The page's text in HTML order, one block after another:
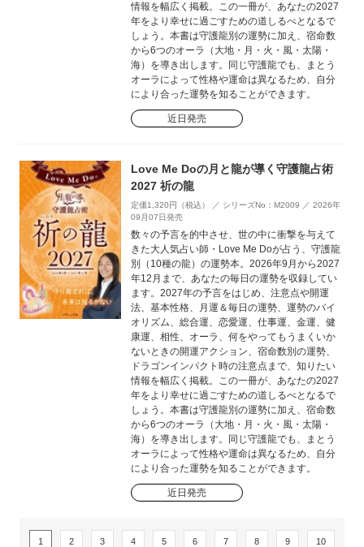
情報を幅広く掲載。この一冊が、あなたの2027
年をより幸せに過ごすための道しるべとなるで
しょう。本書は守護龍別の運勢に加え、宿命数
から6つのオーラ（大地・月・火・風・太陽・
海）を導き出します。同じ守護龍でも、まとう
オーラによって性格や運命は異なるため、自分
により合った運勢を知ることができます。
近日発売
Love Me Doの月と龍が導く守護龍占術
2027 祈の龍
定価1,320円（税込） ／ シリーズNo：M2009 ／ 2026年
09月07日発売
数々の予言を的中させ、世の中に衝撃を与えて
きた大人気占い師・Love Me Doが占う、守護龍
別（10種の龍）の運勢本。2026年9月から2027
年12月まで、あなたの毎日の運勢を収録してい
ます。2027年の予言をはじめ、注意点や開運
法、基本性格、月運＆毎日の運勢、運勢のバイ
オリズム、総合運、恋愛運、仕事運、金運、健
康運、相性、オーラ、何をやってもうまくいか
ないときの開運アクション、宿命数別の運勢、
ドラゴンインパクト時の注意点まで、知りたい
情報を幅広く掲載。この一冊が、あなたの2027
年をより幸せに過ごすための道しるべとなるで
しょう。本書は守護龍別の運勢に加え、宿命数
から6つのオーラ（大地・月・火・風・太陽・
海）を導き出します。同じ守護龍でも、まとう
オーラによって性格や運命は異なるため、自分
により合った運勢を知ることができます。
近日発売
1 2 3 4 5 6 7 8 9 10